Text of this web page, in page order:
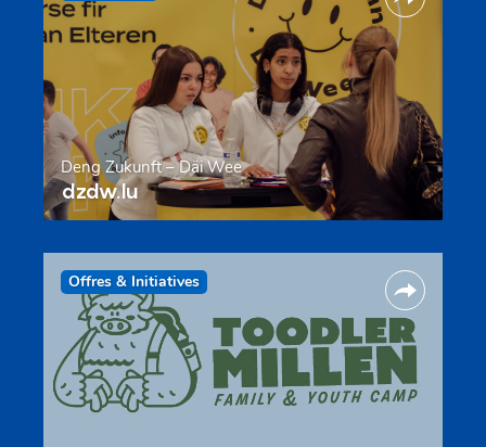
Deng Zukunft – Däi Wee
dzdw.lu
Offres & Initiatives